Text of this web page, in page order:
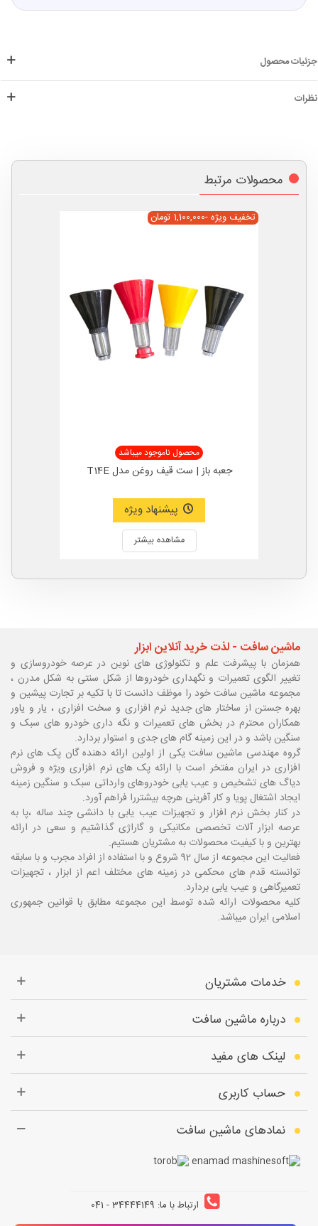
جزئیات محصول
نظرات
محصولات مرتبط
تخفیف ویژه-1,100,000 تومان
محصول ناموجود میباشد
جعبه باز | ست قیف روغن مدل T14E
پیشنهاد ویژه
مشاهده بیشتر
ماشین سافت - لذت خرید آنلاین ابزار
همزمان با پیشرفت علم و تکنولوژی های نوین در عرصه خودروسازی و
تغییر الگوی تعمیرات و نگهداری خودروها از شکل سنتی به شکل مدرن ،
مجموعه ماشین سافت خود را موظف دانست تا با تکیه بر تجارت پیشین و
بهره جستن از ساختار های جدید نرم افزاری و سخت افزاری ، یار و یاور
همکاران محترم در بخش های تعمیرات و نگه داری خودرو های سبک و
سنگین باشد و در این زمینه گام های جدی و استوار بردارد.
گروه مهندسی ماشین سافت یکی از اولین ارائه دهنده گان پک های نرم
افزاری در ایران مفتخر است با ارائه پک های نرم افزاری ویژه و فروش
دیاگ های تشخیص و عیب یابی خودروهای وارداتی سبک و سنگین زمینه
ایجاد اشتغال پویا و کار آفرینی هرچه بیشتررا فراهم آورد.
در کنار بخش نرم افزار و تجهیزات عیب یابی با دانشی چند ساله ،پا به
عرصه ابزار آلات تخصصی مکانیکی و گاراژی گذاشتیم و سعی در ارائه
بهترین و با کیفیت محصولات به مشتریان هستیم.
فعالیت این مجموعه از سال 92 شروع و با استفاده از افراد مجرب و با سابقه
توانسته قدم های محکمی در زمینه های مختلف اعم از ابزار ، تجهیزات
تعمیرگاهی و عیب یابی بردارد.
کلیه محصولات ارائه شده توسط این مجموعه مطابق با قوانین جمهوری
اسلامی ایران میباشد.
خدمات مشتریان
درباره ماشین سافت
لینک های مفید
حساب کاربری
نمادهای ماشین سافت
ارتباط با ما: 34444149 - 041